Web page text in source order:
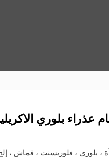
، بلوري ، فلوريسنت ، قماش ،